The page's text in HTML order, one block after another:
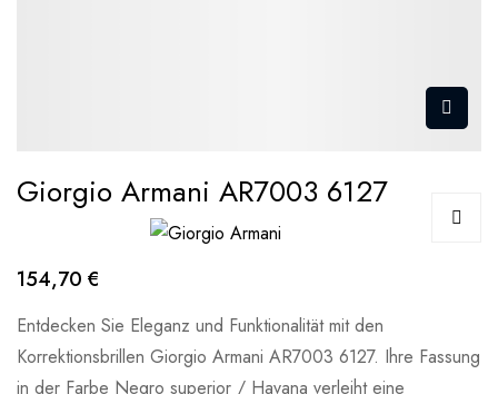
Giorgio Armani AR7003 6127
154,70 €
Entdecken Sie Eleganz und Funktionalität mit den
Korrektionsbrillen Giorgio Armani AR7003 6127. Ihre Fassung
in der Farbe Negro superior / Havana verleiht eine